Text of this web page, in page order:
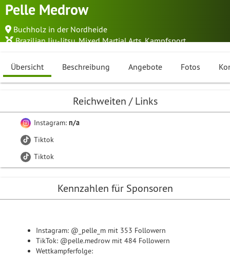
Pelle Medrow
Buchholz in der Nordheide
Brazilian Jiu-Jitsu,Mixed Martial Arts,Kampfsport
Übersicht Beschreibung Angebote Fotos
Reichweiten / Links
Instagram: n/a
Tiktok
Tiktok
Kennzahlen für Sponsoren
Instagram: @_pelle_m mit 353 Followern
TikTok: @pelle.medrow mit 484 Followern
Wettkampferfolge: